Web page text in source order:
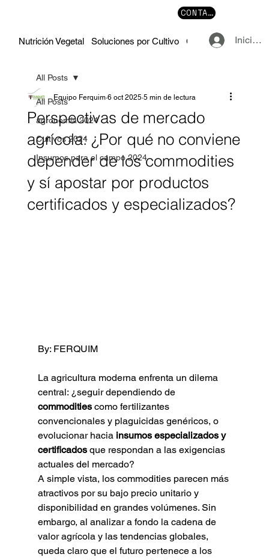
Nutrición Vegetal Soluciones por Cultivo Cursos y Manuales
CONTACTO
Iniciar
All Posts
agronomía 2024
Cultivos 2024
Insumos para el campo 2024
All Posts
Perspectivas de mercado
agrícola: ¿Por qué no conviene
depender de los commodities
y sí apostar por productos
certificados y especializados?
Equipo Ferquim 6 oct 2025 5 min de lectura
By: FERQUIM
La agricultura moderna enfrenta un dilema
central: ¿seguir dependiendo de
commodities como fertilizantes
convencionales y plaguicidas genéricos, o
evolucionar hacia insumos especializados y
certificados que respondan a las exigencias
actuales del mercado?
A simple vista, los commodities parecen más
atractivos por su bajo precio unitario y
disponibilidad en grandes volúmenes. Sin
embargo, al analizar a fondo la cadena de
valor agrícola y las tendencias globales,
queda claro que el futuro pertenece a los